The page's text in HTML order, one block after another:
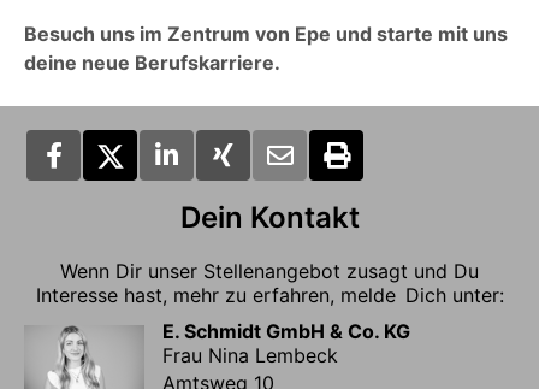
Besuch uns im Zentrum von Epe und starte mit uns
deine neue Berufskarriere.
Dein Kontakt
Wenn Dir unser Stellenangebot zusagt und Du
Interesse hast, mehr zu erfahren, melde Dich unter:
E. Schmidt GmbH & Co. KG
Frau Nina Lembeck
Amtsweg 10